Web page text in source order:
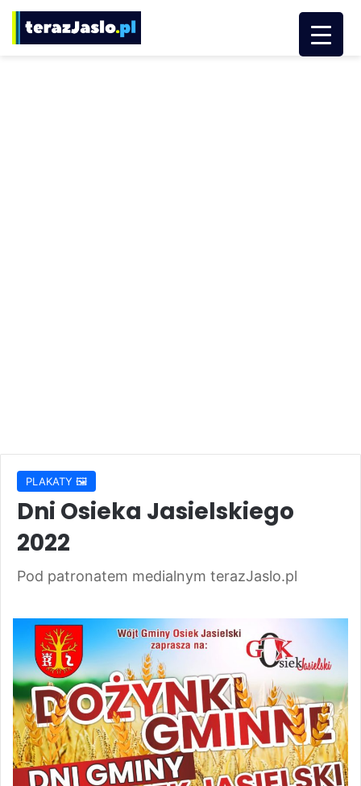
PLAKATY 🖼️
Dni Osieka Jasielskiego
2022
Pod patronatem medialnym terazJaslo.pl